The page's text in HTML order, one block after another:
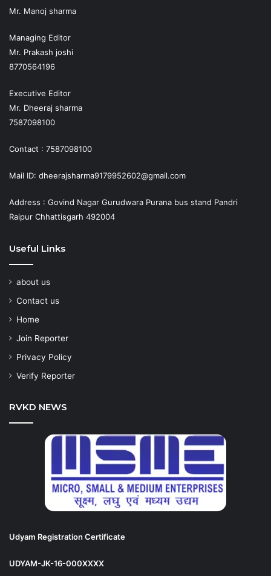
Mr. Manoj sharma
Managing Editor
Mr. Prakash joshi
8770564196
Executive Editor
Mr. Dheeraj sharma
7587098100
Contact : 7587098100
Mail ID: dheerajsharma9179952602@gmail.com
Address : Govind Nagar Gurudwara Purana bus stand Pandri
Raipur Chhattisgarh 492004
Useful Links
about us
Contact us
Home
Join Reporter
Privacy Policy
Verify Reporter
RVKD NEWS
Udyam Registration Certificate
UDYAM-JK-16-000XXXX